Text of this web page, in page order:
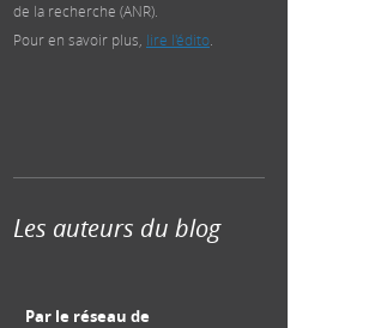
de la recherche (ANR).
Pour en savoir plus, lire l'édito
Les auteurs du blog
Par le réseau de